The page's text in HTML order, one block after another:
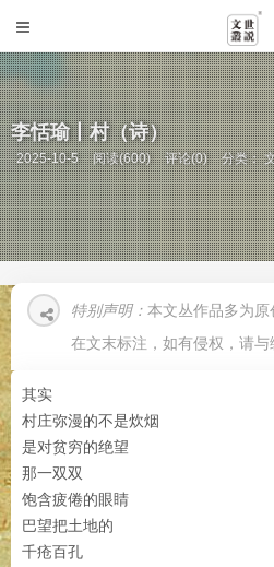
李恬瑜丨村（诗）
2025-10-5 阅读(600) 评论(0) 分类：
特别声明： 本文丛作品多为
在文末标注，如有侵权，请与
其实
村庄弥漫的不是炊烟
是对贫穷的绝望
那一双双
饱含疲倦的眼睛
巴望把土地的
千疮百孔